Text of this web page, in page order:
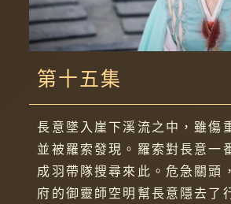
第十五集
長意墜入崖下溪流之中，雖傷
並被羅索發現。羅索對長意一
成羽帶隊搜尋來此。危急關頭
府的御靈師空明幫長意隱去了